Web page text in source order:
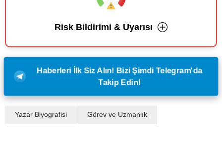
Risk Bildirimi & Uyarısı
Haberleri İlk Siz Alın! Bizi Şimdi Telegram'da
Takip Edin!
Yazar Biyografisi Görev ve Uzmanlık